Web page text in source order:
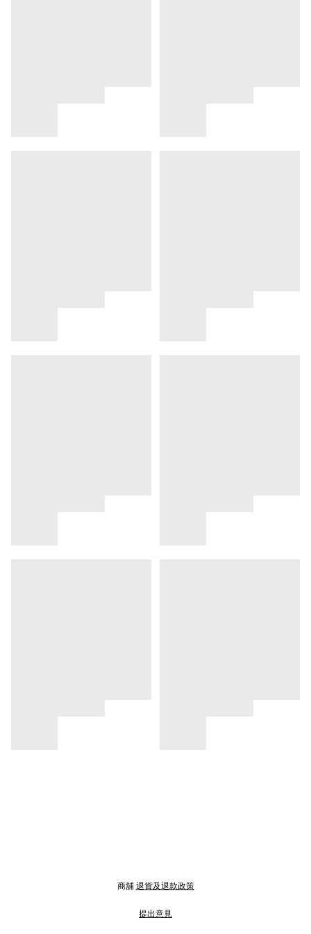
商舖 退貨及退款政策
提出意見